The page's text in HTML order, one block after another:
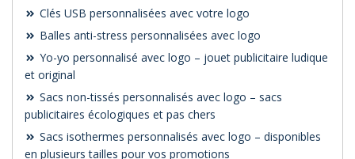
Clés USB personnalisées avec votre logo
Balles anti-stress personnalisées avec logo
Yo-yo personnalisé avec logo – jouet publicitaire ludique
et original
Sacs non-tissés personnalisés avec logo – sacs
publicitaires écologiques et pas chers
Sacs isothermes personnalisés avec logo – disponibles
en plusieurs tailles pour vos promotions